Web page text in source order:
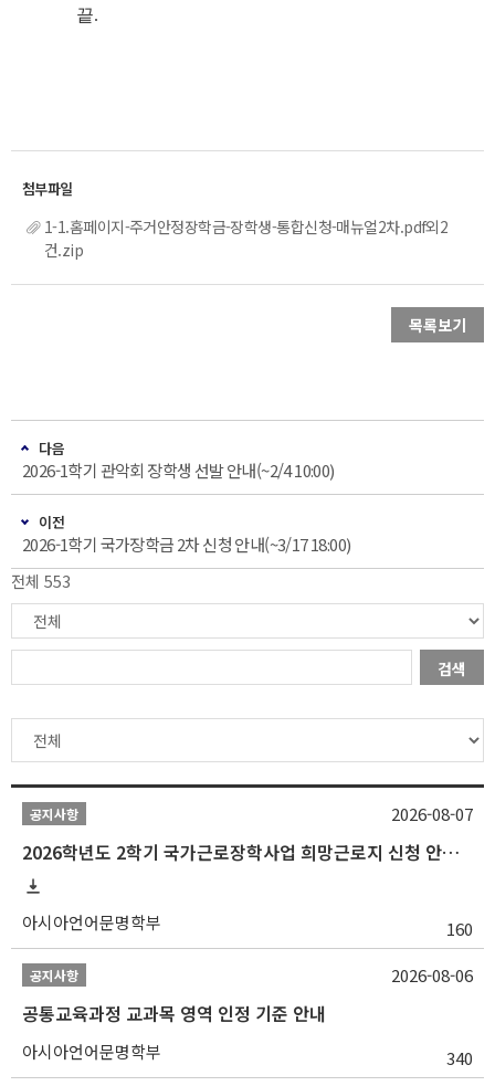
끝.
1-1.홈페이지-주거안정장학금-장학생-통합신청-매뉴얼2차.pdf외2
건.zip
목록보기
다음
2026-1학기 관악회 장학생 선발 안내(~2/4 10:00)
이전
2026-1학기 국가장학금 2차 신청 안내(~3/17 18:00)
전체 553
검색
공지사항
2026학년도 2학기 국가근로장학사업 희망근로지 신청 안내
아시아언어문명학부 160
2026-08-07
공지사항
공통교육과정 교과목 영역 인정 기준 안내
아시아언어문명학부 340
2026-08-06